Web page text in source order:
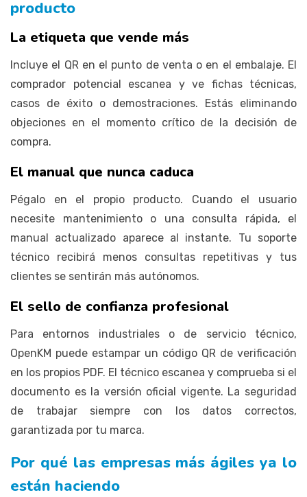
producto
La etiqueta que vende más
Incluye el QR en el punto de venta o en el embalaje. El
comprador potencial escanea y ve fichas técnicas,
casos de éxito o demostraciones. Estás eliminando
objeciones en el momento crítico de la decisión de
compra.
El manual que nunca caduca
Pégalo en el propio producto. Cuando el usuario
necesite mantenimiento o una consulta rápida, el
manual actualizado aparece al instante. Tu soporte
técnico recibirá menos consultas repetitivas y tus
clientes se sentirán más autónomos.
El sello de confianza profesional
Para entornos industriales o de servicio técnico,
OpenKM puede estampar un código QR de verificación
en los propios PDF. El técnico escanea y comprueba si el
documento es la versión oficial vigente. La seguridad
de trabajar siempre con los datos correctos,
garantizada por tu marca.
Por qué las empresas más ágiles ya lo
están haciendo